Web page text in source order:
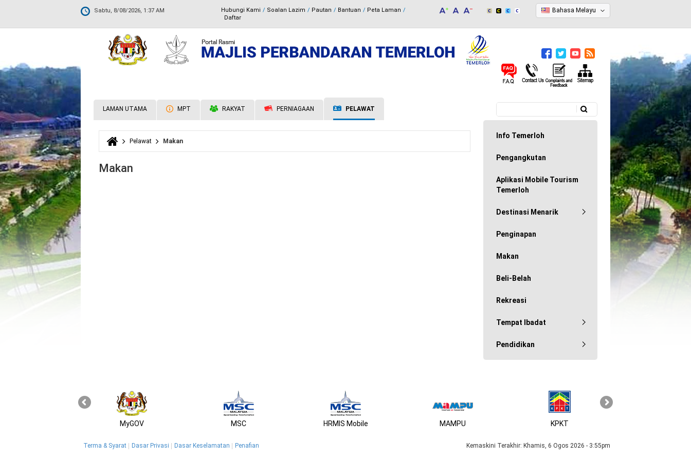
Sabtu, 8/08/2026, 1:37 AM Hubungi Kami Soalan Lazim Pautan Bantuan
Peta Laman
Daftar
Bahasa Melayu
LAMAN UTAMA MPT RAKYAT PERNIAGAAN PELAWAT
Borang carian
Anda di sini
Pelawat Makan
Makan
Info Temerloh
Pengangkutan
Aplikasi Mobile Tourism
Temerloh
Destinasi Menarik
Penginapan
Makan
Beli-Belah
Rekreasi
Tempat Ibadat
Pendidikan
MyGOV MSC HRMIS Mobile MAMPU KPKT
Terma & Syarat Dasar Privasi Dasar Keselamatan Penafian Kemaskini Terakhir: Khamis, 6 Ogos 2026 - 3:55pm